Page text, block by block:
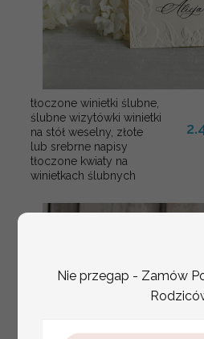
tłoczone winietki ślubne,
ślubne wizytówki winietki
na stół weselny, złote
lub srebrne napisy
tłoczone kwiaty na
winietkach ślubnych
Nie przegap - Zamów